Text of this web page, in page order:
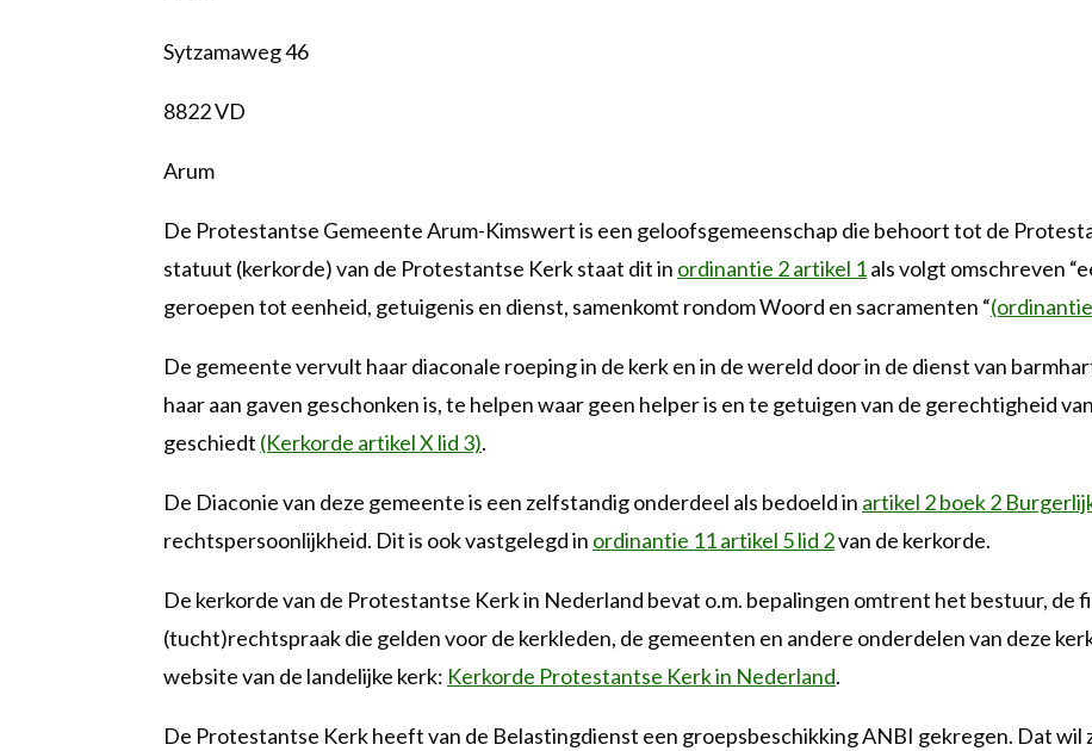
Sytzamaweg 46
8822 VD
Arum
De Protestantse Gemeente Arum-Kimswert is een geloofsgemeenschap die behoort tot de
statuut (kerkorde) van de Protestantse Kerk staat dit in ordinantie 2 artikel 1als volgt omschreven
geroepen tot eenheid, getuigenis en dienst, samenkomt rondom Woord en sacramenten “
De gemeente vervult haar diaconale roeping in de kerk en in de wereld door in de dienst van
haar aan gaven geschonken is, te helpen waar geen helper is en te getuigen van de gerechtigheid
geschiedt (Kerkorde artikel X lid 3).
De Diaconie van deze gemeente is een zelfstandig onderdeel als bedoeld in artikel 2 boek 2
rechtspersoonlijkheid. Dit is ook vastgelegd in ordinantie 11 artikel 5 lid 2van de kerkorde.
De kerkorde van de Protestantse Kerk in Nederland bevat o.m. bepalingen omtrent het bestuur, de
(tucht)rechtspraak die gelden voor de kerkleden, de gemeenten en andere onderdelen van deze
website van de landelijke kerk: Kerkorde Protestantse Kerk in Nederland.
De Protestantse Kerk heeft van de Belastingdienst een groepsbeschikking ANBI gekregen. Dat wil